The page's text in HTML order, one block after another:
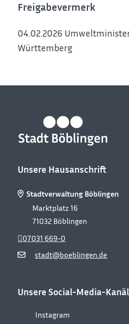
Freigabevermerk
04.02.2026
Württemberg
Unsere Hausanschrift
Stadtverwaltung Böblingen
Marktplatz 16
71032 Böblingen
stadt@boeblingen.de
07031 669-0
Unsere Social-Media-
Instagram